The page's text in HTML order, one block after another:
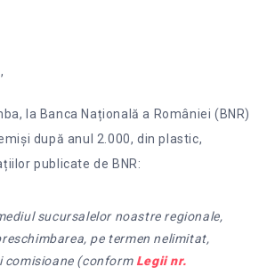
la Banca Națională a României (BNR)
după anul 2.000, din plastic,
publicate de BNR:
sucursalelor noastre regionale,
pe termen nelimitat,
comisioane (conform Legii nr.